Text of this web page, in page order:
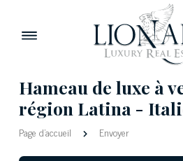
Hameau de luxe à
région Latina -
Page d'accueil Envoyer